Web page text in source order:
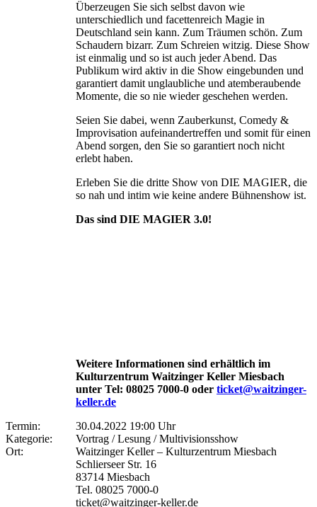
Überzeugen Sie sich selbst davon wie
unterschiedlich und facettenreich Magie in
Deutschland sein kann. Zum Träumen schön. Zum
Schaudern bizarr. Zum Schreien witzig. Diese Show
ist einmalig und so ist auch jeder Abend. Das
Publikum wird aktiv in die Show eingebunden und
garantiert damit unglaubliche und atemberaubende
Momente, die so nie wieder geschehen werden.
Seien Sie dabei, wenn Zauberkunst, Comedy &
Improvisation aufeinandertreffen und somit für einen
Abend sorgen, den Sie so garantiert noch nicht
erlebt haben.
Erleben Sie die dritte Show von DIE MAGIER, die
so nah und intim wie keine andere Bühnenshow ist.
Das sind DIE MAGIER 3.0!
Weitere Informationen sind erhältlich im
Kulturzentrum Waitzinger Keller Miesbach
unter Tel: 08025 7000-0 oder ticket@waitzinger-
keller.de
Termin:
30.04.2022 19:00 Uhr
Kategorie:
Vortrag / Lesung / Multivisionsshow
Ort:
Waitzinger Keller – Kulturzentrum Miesbach
Schlierseer Str. 16
83714 Miesbach
Tel. 08025 7000-0
ticket@waitzinger-keller.de